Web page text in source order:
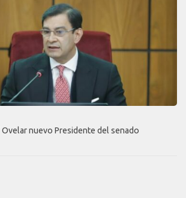
nuevo Presidente del senado